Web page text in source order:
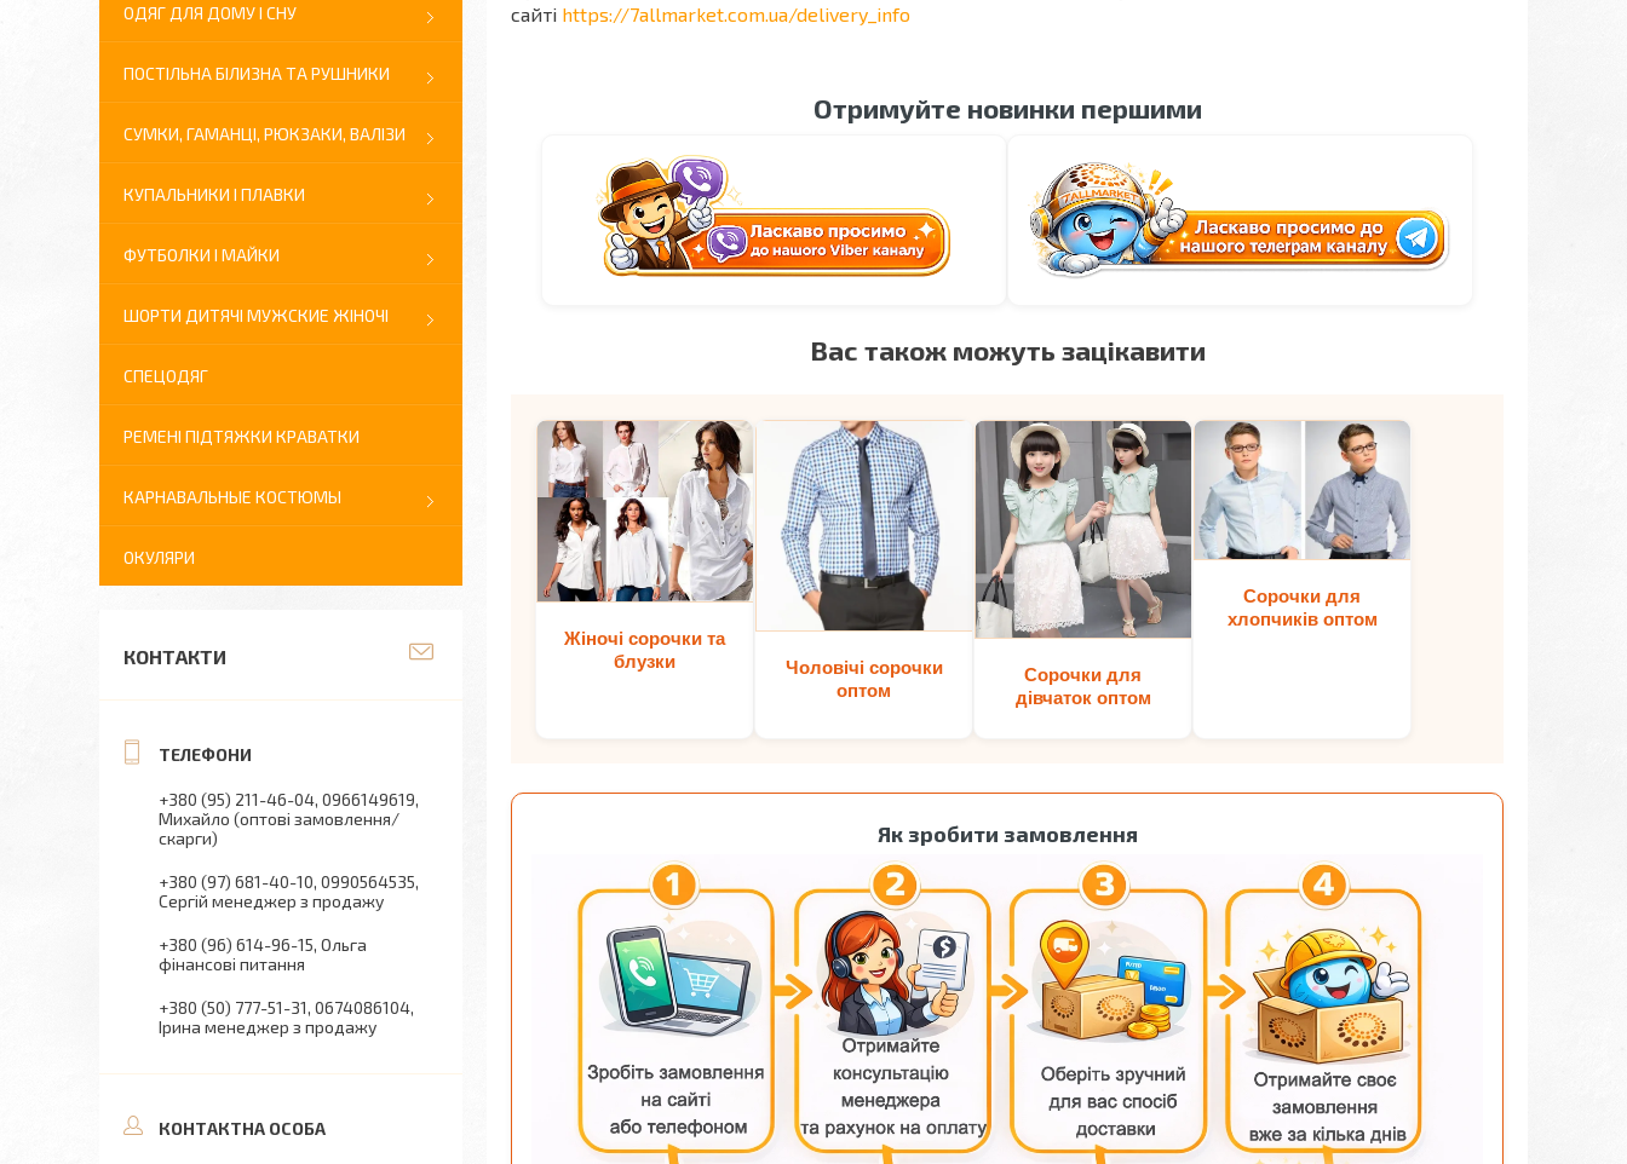
сайті https://7allmarket.com.ua/delivery_info
Отримуйте новинки першими
Вас також можуть зацікавити
Жіночі сорочки та
блузки
Чоловічі сорочки
оптом
Сорочки для
дівчаток оптом
Сорочки для
хлопчиків оптом
Як зробити замовлення
ОДЯГ ДЛЯ ДОМУ І СНУ
ПОСТІЛЬНА БІЛИЗНА ТА РУШНИКИ
СУМКИ, ГАМАНЦІ, РЮКЗАКИ, ВАЛІЗИ
КУПАЛЬНИКИ І ПЛАВКИ
ФУТБОЛКИ І МАЙКИ
ШОРТИ ДИТЯЧІ МУЖСКИЕ ЖІНОЧІ
СПЕЦОДЯГ
РЕМЕНІ ПІДТЯЖКИ КРАВАТКИ
КАРНАВАЛЬНЫЕ КОСТЮМЫ
ОКУЛЯРИ
КОНТАКТИ
+380 (95) 211-46-04 0966149619
Михайло (оптові замовлення/
скарги)
+380 (97) 681-40-10 0990564535
Сергій менеджер з продажу
+380 (96) 614-96-15 Ольга
фінансові питання
+380 (50) 777-51-31 0674086104
Ірина менеджер з продажу